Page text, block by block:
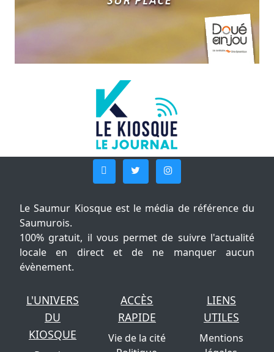
Le Saumur Kiosque est le média de référence du
Saumurois.
100% gratuit, il vous permet de suivre l'actualité
locale en direct et de ne manquer aucun
évènement.
L'UNIVERS
DU
KIOSQUE
ACCÈS
RAPIDE
Vie de la cité
LIENS
UTILES
Mentions